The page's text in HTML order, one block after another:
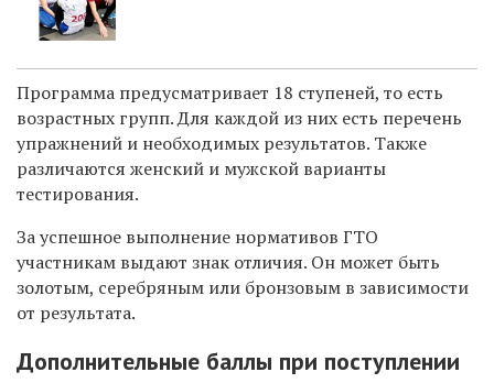
Программа предусматривает 18 ступеней, то есть
возрастных групп. Для каждой из них есть перечень
упражнений и необходимых результатов. Также
различаются женский и мужской варианты
тестирования.
За успешное выполнение нормативов ГТО
участникам выдают знак отличия. Он может быть
золотым, серебряным или бронзовым в зависимости
от результата.
Дополнительные баллы при поступлении